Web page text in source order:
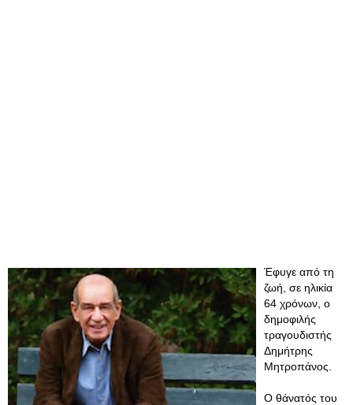
Έφυγε από τη
ζωή, σε ηλικία
64 χρόνων, ο
δημοφιλής
τραγουδιστής
Δημήτρης
Μητροπάνος.
Ο θάνατός του